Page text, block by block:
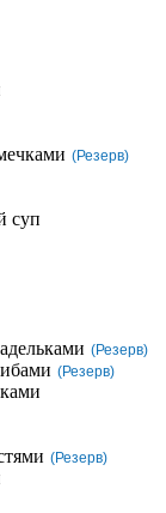
(Резерв)
суп
(Резерв)
(Резерв)
(Резерв)